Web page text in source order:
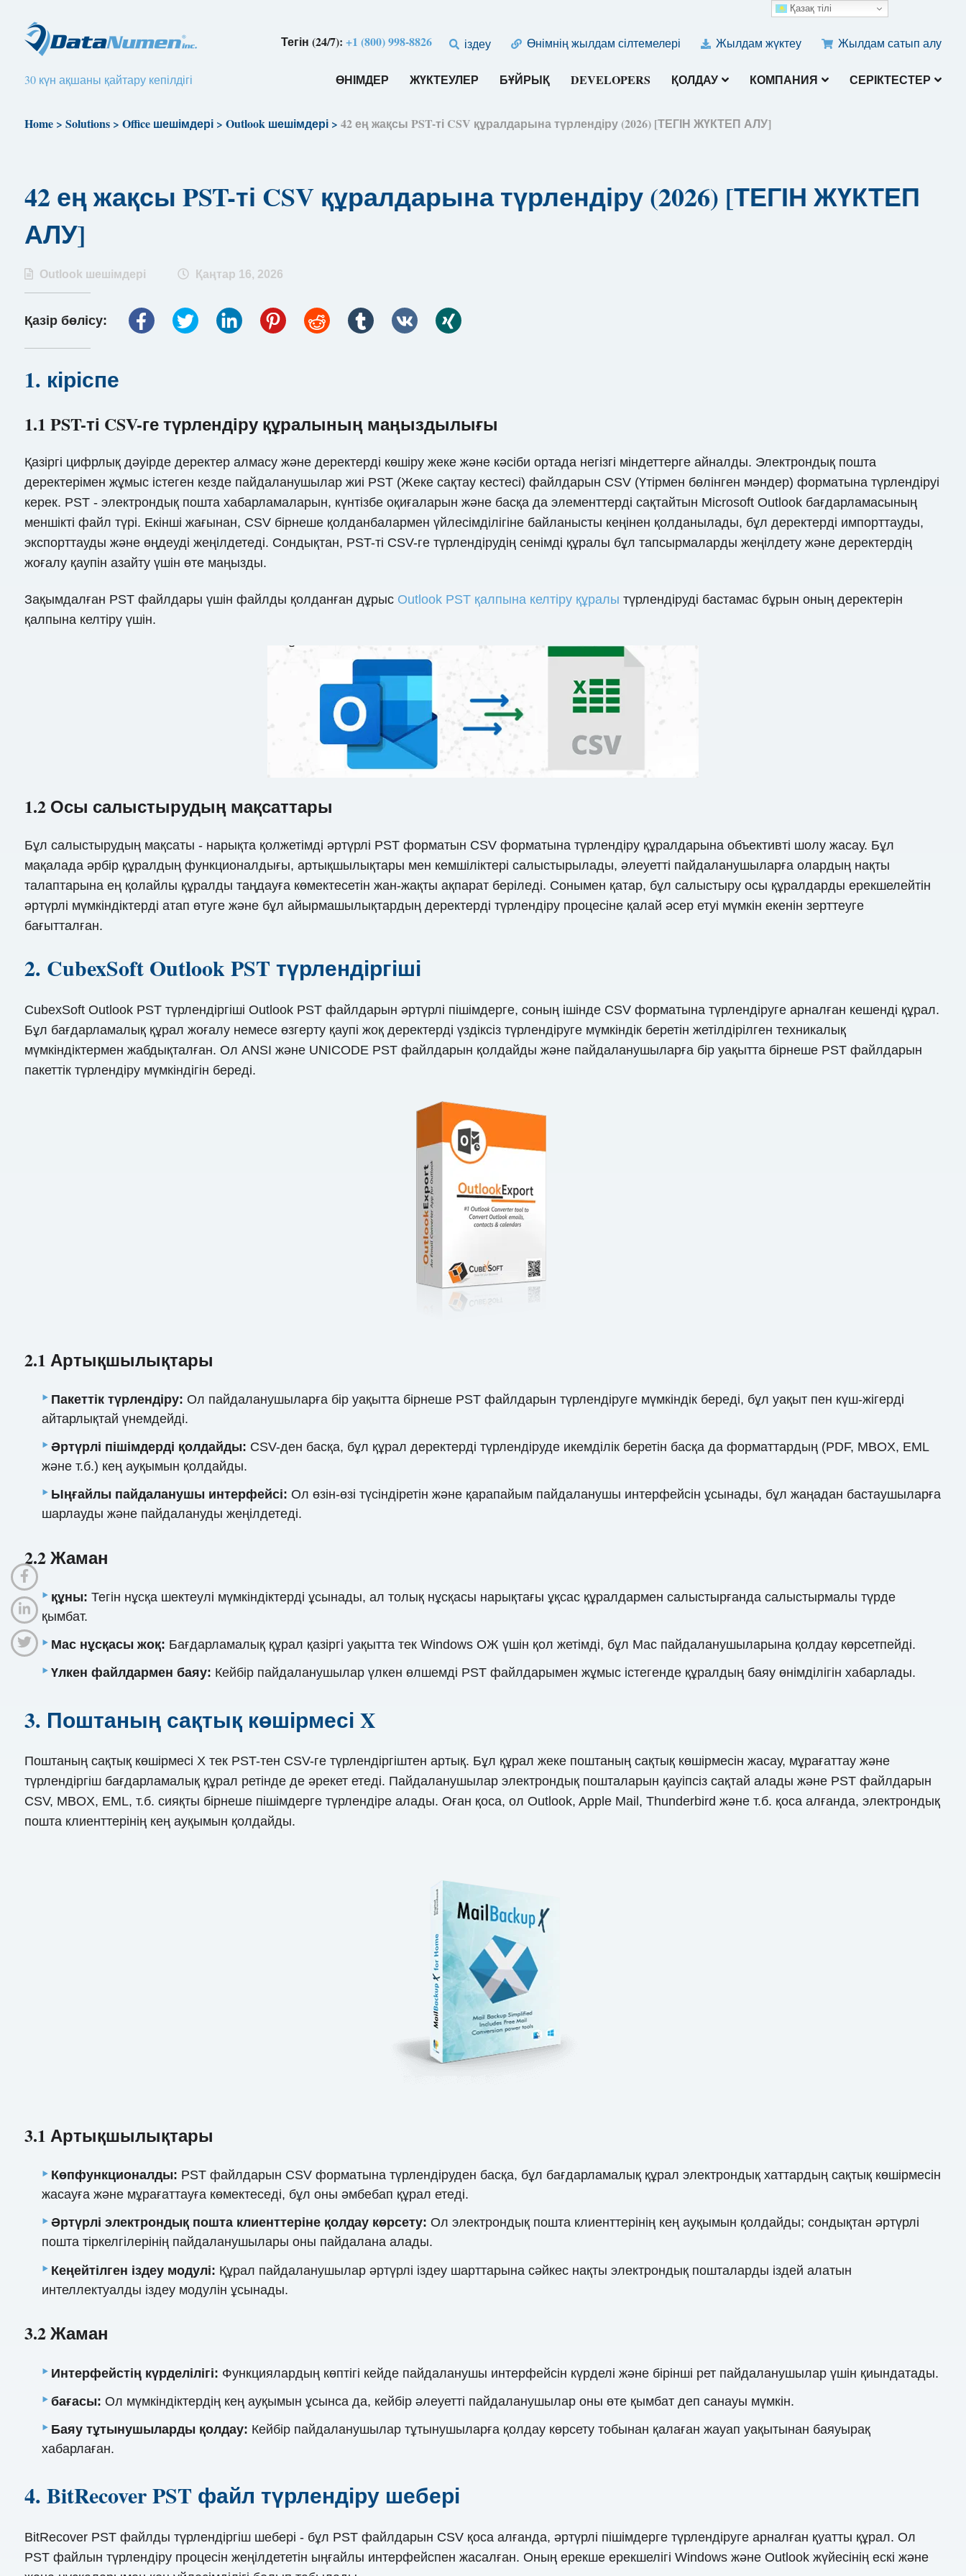
Тегін (24/7):+1 (800) 998-8826 іздеу Өнімнің жылдам сілтемелері Жылдам жүктеу Жылдам сатып алу
30 күн ақшаны қайтару кепілдігі ӨНІМДЕР ЖҮКТЕУЛЕР БҰЙРЫҚ DEVELOPERS ҚОЛДАУ КОМПАНИЯ СЕРІКТЕСТЕР
Home> Solutions> Office шешімдері> Outlook шешімдері> 42 ең жақсы PST-ті CSV құралдарына түрлендіру (2026) [ТЕГІН ЖҮКТЕП АЛУ]
42 ең жақсы PST-ті CSV құралдарына түрлендіру (2026) [ТЕГІН ЖҮКТЕП
АЛУ]
Outlook шешімдері Қаңтар 16, 2026
Қазір бөлісу:
1. кіріспе
1.1 PST-ті CSV-ге түрлендіру құралының маңыздылығы
Қазіргі цифрлық дәуірде деректер алмасу және деректерді көшіру жеке және кәсіби ортада негізгі міндеттерге айналды. Электрондық пошта
деректерімен жұмыс істеген кезде пайдаланушылар жиі PST (Жеке сақтау кестесі) файлдарын CSV (Үтірмен бөлінген мәндер) форматына түрлендіруі
керек. PST - электрондық пошта хабарламаларын, күнтізбе оқиғаларын және басқа да элементтерді сақтайтын Microsoft Outlook бағдарламасының
меншікті файл түрі. Екінші жағынан, CSV бірнеше қолданбалармен үйлесімділігіне байланысты кеңінен қолданылады, бұл деректерді импорттауды,
экспорттауды және өңдеуді жеңілдетеді. Сондықтан, PST-ті CSV-ге түрлендірудің сенімді құралы бұл тапсырмаларды жеңілдету және деректердің
жоғалу қаупін азайту үшін өте маңызды.
Зақымдалған PST файлдары үшін файлды қолданған дұрыс Outlook PST қалпына келтіру құралы түрлендіруді бастамас бұрын оның деректерін
қалпына келтіру үшін.
1.2 Осы салыстырудың мақсаттары
Бұл салыстырудың мақсаты - нарықта қолжетімді әртүрлі PST форматын CSV форматына түрлендіру құралдарына объективті шолу жасау. Бұл
мақалада әрбір құралдың функционалдығы, артықшылықтары мен кемшіліктері салыстырылады, әлеуетті пайдаланушыларға олардың нақты
талаптарына ең қолайлы құралды таңдауға көмектесетін жан-жақты ақпарат беріледі. Сонымен қатар, бұл салыстыру осы құралдарды ерекшелейтін
әртүрлі мүмкіндіктерді атап өтуге және бұл айырмашылықтардың деректерді түрлендіру процесіне қалай әсер етуі мүмкін екенін зерттеуге
бағытталған.
2. CubexSoft Outlook PST түрлендіргіші
CubexSoft Outlook PST түрлендіргіші Outlook PST файлдарын әртүрлі пішімдерге, соның ішінде CSV форматына түрлендіруге арналған кешенді құрал.
Бұл бағдарламалық құрал жоғалу немесе өзгерту қаупі жоқ деректерді үздіксіз түрлендіруге мүмкіндік беретін жетілдірілген техникалық
мүмкіндіктермен жабдықталған. Ол ANSI және UNICODE PST файлдарын қолдайды және пайдаланушыларға бір уақытта бірнеше PST файлдарын
пакеттік түрлендіру мүмкіндігін береді.
2.1 Артықшылықтары
Пакеттік түрлендіру: Ол пайдаланушыларға бір уақытта бірнеше PST файлдарын түрлендіруге мүмкіндік береді, бұл уақыт пен күш-жігерді
айтарлықтай үнемдейді.
Әртүрлі пішімдерді қолдайды: CSV-ден басқа, бұл құрал деректерді түрлендіруде икемділік беретін басқа да форматтардың (PDF, MBOX, EML
және т.б.) кең ауқымын қолдайды.
Ыңғайлы пайдаланушы интерфейсі: Ол өзін-өзі түсіндіретін және қарапайым пайдаланушы интерфейсін ұсынады, бұл жаңадан бастаушыларға
шарлауды және пайдалануды жеңілдетеді.
2.2 Жаман
құны: Тегін нұсқа шектеулі мүмкіндіктерді ұсынады, ал толық нұсқасы нарықтағы ұқсас құралдармен салыстырғанда салыстырмалы түрде
қымбат.
Mac нұсқасы жоқ: Бағдарламалық құрал қазіргі уақытта тек Windows ОЖ үшін қол жетімді, бұл Mac пайдаланушыларына қолдау көрсетпейді.
Үлкен файлдармен баяу: Кейбір пайдаланушылар үлкен өлшемді PST файлдарымен жұмыс істегенде құралдың баяу өнімділігін хабарлады.
3. Поштаның сақтық көшірмесі X
Поштаның сақтық көшірмесі X тек PST-тен CSV-ге түрлендіргіштен артық. Бұл құрал жеке поштаның сақтық көшірмесін жасау, мұрағаттау және
түрлендіргіш бағдарламалық құрал ретінде де әрекет етеді. Пайдаланушылар электрондық пошталарын қауіпсіз сақтай алады және PST файлдарын
CSV, MBOX, EML, т.б. сияқты бірнеше пішімдерге түрлендіре алады. Оған қоса, ол Outlook, Apple Mail, Thunderbird және т.б. қоса алғанда, электрондық
пошта клиенттерінің кең ауқымын қолдайды.
3.1 Артықшылықтары
Көпфункционалды: PST файлдарын CSV форматына түрлендіруден басқа, бұл бағдарламалық құрал электрондық хаттардың сақтық көшірмесін
жасауға және мұрағаттауға көмектеседі, бұл оны әмбебап құрал етеді.
Әртүрлі электрондық пошта клиенттеріне қолдау көрсету: Ол электрондық пошта клиенттерінің кең ауқымын қолдайды; сондықтан әртүрлі
пошта тіркелгілерінің пайдаланушылары оны пайдалана алады.
Кеңейтілген іздеу модулі: Құрал пайдаланушылар әртүрлі іздеу шарттарына сәйкес нақты электрондық пошталарды іздей алатын
интеллектуалды іздеу модулін ұсынады.
3.2 Жаман
Интерфейстің күрделілігі: Функциялардың көптігі кейде пайдаланушы интерфейсін күрделі және бірінші рет пайдаланушылар үшін қиындатады.
бағасы: Ол мүмкіндіктердің кең ауқымын ұсынса да, кейбір әлеуетті пайдаланушылар оны өте қымбат деп санауы мүмкін.
Баяу тұтынушыларды қолдау: Кейбір пайдаланушылар тұтынушыларға қолдау көрсету тобынан қалаған жауап уақытынан баяуырақ
хабарлаған.
4. BitRecover PST файл түрлендіру шебері
BitRecover PST файлды түрлендіргіш шебері - бұл PST файлдарын CSV қоса алғанда, әртүрлі пішімдерге түрлендіруге арналған қуатты құрал. Ол
PST файлын түрлендіру процесін жеңілдететін ыңғайлы интерфейспен жасалған. Оның ерекше ерекшелігі Windows және Outlook жүйесінің ескі және
Қазақ тілі